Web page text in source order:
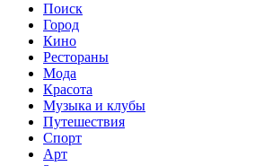
Поиск
Город
Кино
Рестораны
Мода
Красота
Музыка и клубы
Путешествия
Спорт
Арт